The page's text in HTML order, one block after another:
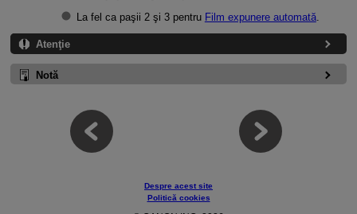
La fel ca paşii 2 şi 3 pentru Film expunere automată.
Atenţie
Notă
Despre acest site
Politică cookies